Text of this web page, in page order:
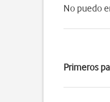
No puedo
Primeros